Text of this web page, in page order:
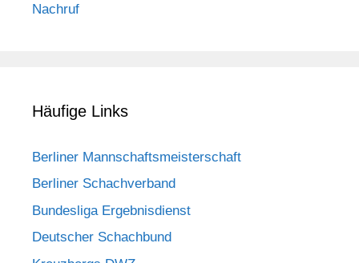
Nachruf
Häufige Links
Berliner Mannschaftsmeisterschaft
Berliner Schachverband
Bundesliga Ergebnisdienst
Deutscher Schachbund